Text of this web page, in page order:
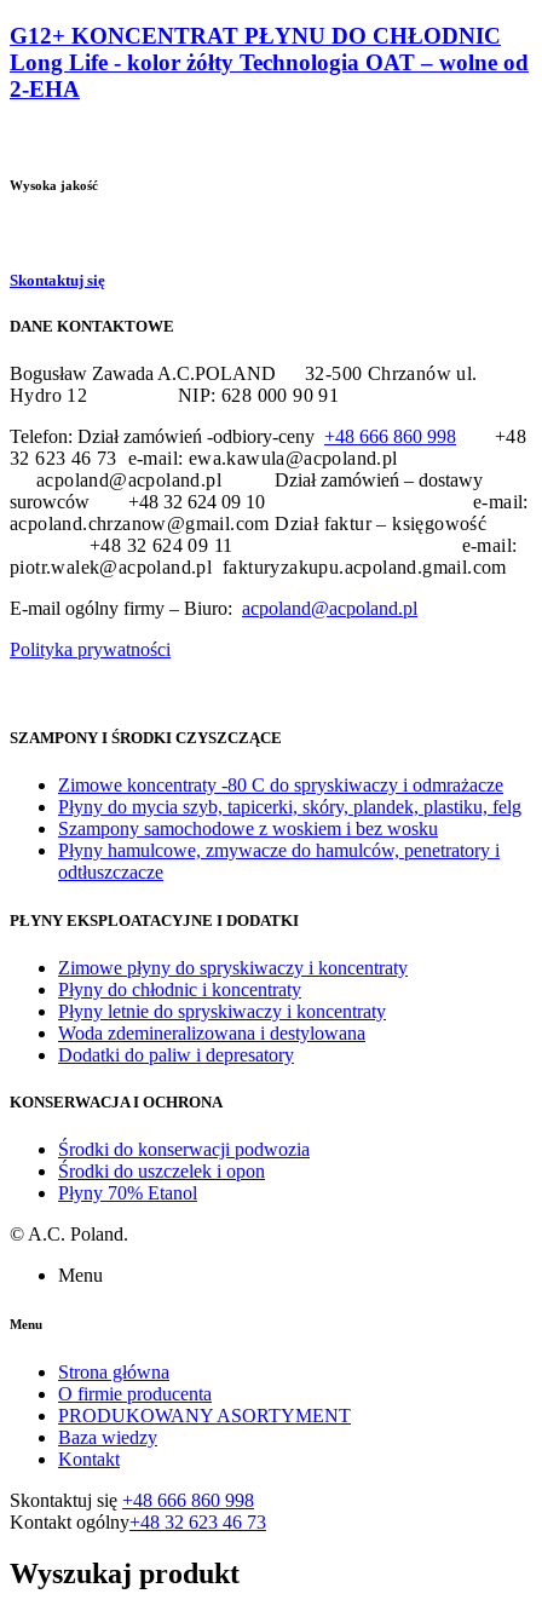
G12+ KONCENTRAT PŁYNU DO CHŁODNIC
Long Life - kolor żółty Technologia OAT – wolne od
2-EHA
Wysoka jakość
Skontaktuj się
DANE KONTAKTOWE
Bogusław Zawada A.C.POLAND 32-500 Chrzanówul.
Hydro 12NIP: 628 000 90 91
Telefon: Dział zamówień -odbiory-ceny +48 666 860 998
+48
32 623 46 73 e-mail: ewa.kawula@acpoland.pl
acpoland@acpoland.pl Dział zamówień – dostawy
surowców +48 32 624 09 10 e-mail:
acpoland.chrzanow@gmail.comDział faktur – księgowość
+48 32 624 09 11 e-mail:
piotr.walek@acpoland.pl fakturyzakupu.acpoland.gmail.com
E-mail ogólny firmy – Biuro: acpoland@acpoland.pl
Polityka prywatności
SZAMPONY I ŚRODKI CZYSZCZĄCE
Zimowe koncentraty -80 C do spryskiwaczy i odmrażacze
Płyny do mycia szyb, tapicerki, skóry, plandek, plastiku, felg
Szampony samochodowe z woskiem i bez wosku
Płyny hamulcowe, zmywacze do hamulców, penetratory i
odtłuszczacze
PŁYNY EKSPLOATACYJNE I DODATKI
Zimowe płyny do spryskiwaczy i koncentraty
Płyny do chłodnic i koncentraty
Płyny letnie do spryskiwaczy i koncentraty
Woda zdemineralizowana i destylowana
Dodatki do paliw i depresatory
KONSERWACJA I OCHRONA
Środki do konserwacji podwozia
Środki do uszczelek i opon
Płyny 70% Etanol
© A.C. Poland.
Menu
Menu
Strona główna
O firmie producenta
PRODUKOWANY ASORTYMENT
Baza wiedzy
Kontakt
Skontaktuj się +48 666 860 998
Kontakt ogólny+48 32 623 46 73
Wyszukaj produkt